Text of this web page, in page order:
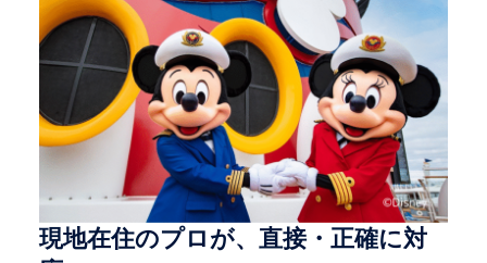
現地在住のプロが、直接・正確に対